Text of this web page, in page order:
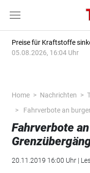
Preise für Kraftstoffe
05.08.2026, 16:04 Uhr
Home Nachrichten
Fahrverbote an
Fahrverbote
20.11.2019 16:00 Uhr |